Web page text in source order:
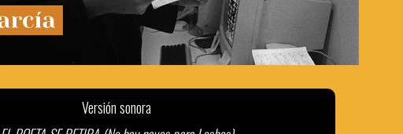
Versión sonora